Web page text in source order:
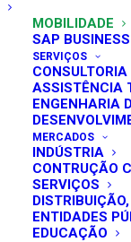
MOBILIDADE
SAP
SERVIÇOS
CONSULTORIA
ASSISTÊNCIA
ENGENHARIA
MERCADOS
INDÚSTRIA
CONTRUÇÃO
SERVIÇOS
ENTIDADES
EDUCAÇÃO